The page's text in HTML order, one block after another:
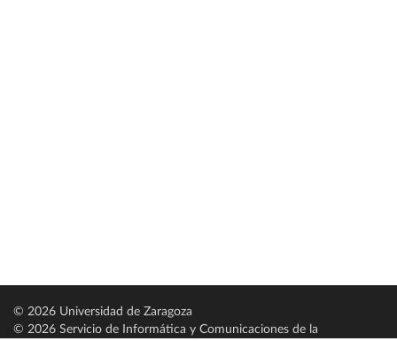
© 2026 Universidad de Zaragoza
© 2026 Servicio de Informática y Comunicaciones de la